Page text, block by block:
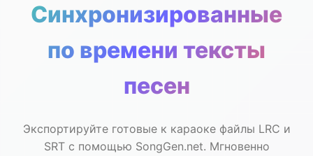
Синхронизированные
по времени тексты
песен
Экспортируйте готовые к караоке файлы LRC и
SRT с помощью SongGen.net. Мгновенно